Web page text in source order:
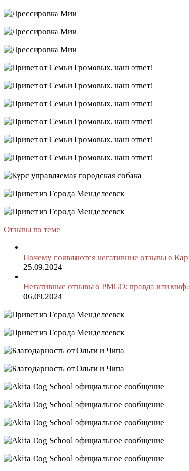
Отзывы по теме
Почему появляются негативные отзывы о
25.09.2024
Негативные отзывы о PMGO: правда или миф?
06.09.2024